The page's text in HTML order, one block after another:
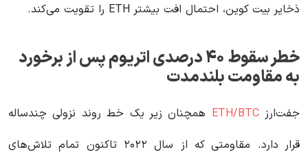
ذخایر بیت کوین، احتمال افت بیشتر ETH را تقویت می‌کند.
خطر سقوط ۴۰ درصدی اتریوم پس از برخورد
به مقاومت بلندمدت
جفت‌ارزETH/BTC همچنان زیر یک خط روند نزولی چندساله
قرار دارد. مقاومتی که از سال ۲۰۲۲ تاکنون تمام تلاش‌های